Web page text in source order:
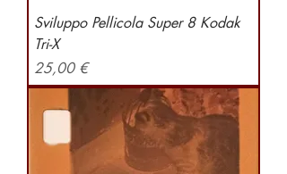
Sviluppo Pellicola Super 8 Kodak
Tri-X
Preis
25,00 €